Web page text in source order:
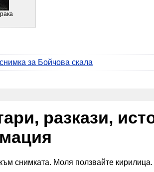
за Бойчова скала
разкази,
снимката. Моля ползвайте кирилица.